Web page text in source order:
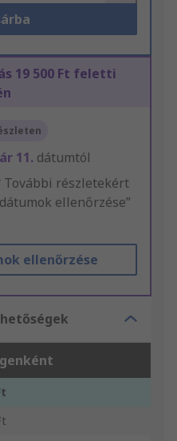
19 500 Ft feletti
11. dátumtól
További részletekért
ellenőrzése”
ellenőrzése